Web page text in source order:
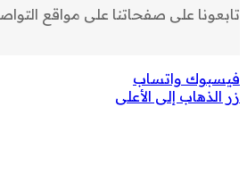
تابعونا على صفحاتنا على مواقع
فيسبوك واتساب
زر الذهاب إلى الأعلى